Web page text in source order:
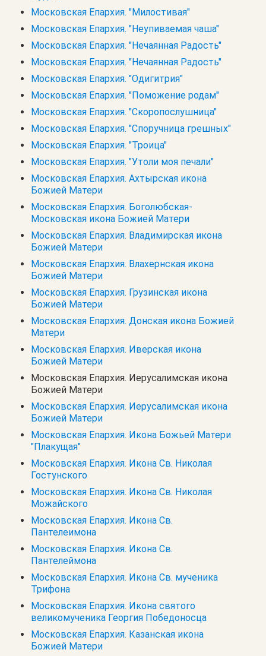
Московская Епархия. "Милостивая"
Московская Епархия. "Неупиваемая чаша"
Московская Епархия. "Нечаянная Радость"
Московская Епархия. "Нечаянная Радость"
Московская Епархия. "Одигитрия"
Московская Епархия. "Поможение родам"
Московская Епархия. "Скоропослушница"
Московская Епархия. "Споручница грешных"
Московская Епархия. "Троица"
Московская Епархия. "Утоли моя печали"
Московская Епархия. Ахтырская икона
Божией Матери
Московская Епархия. Боголюбская-
Московская икона Божией Матери
Московская Епархия. Владимирская икона
Божией Матери
Московская Епархия. Влахернская икона
Божией Матери
Московская Епархия. Грузинская икона
Божией Матери
Московская Епархия. Донская икона Божией
Матери
Московская Епархия. Иверская икона
Божией Матери
Московская Епархия. Иерусалимская икона
Божией Матери
Московская Епархия. Иерусалимская икона
Божией Матери
Московская Епархия. Икона Божьей Матери
"Плакущая"
Московская Епархия. Икона Св. Николая
Гостунского
Московская Епархия. Икона Св. Николая
Можайского
Московская Епархия. Икона Св.
Пантелеимона
Московская Епархия. Икона Св.
Пантелеймона
Московская Епархия. Икона Св. мученика
Трифона
Московская Епархия. Икона святого
великомученика Георгия Победоносца
Московская Епархия. Казанская икона
Божией Матери